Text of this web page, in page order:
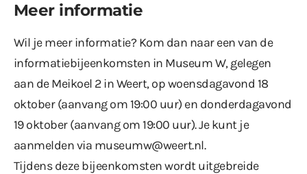
Meer informatie
Wil je meer informatie? Kom dan naar een van de
informatiebijeenkomsten in Museum W, gelegen
aan de Meikoel 2 in Weert, op woensdagavond 18
oktober (aanvang om 19:00 uur) en donderdagavond
19 oktober (aanvang om 19:00 uur). Je kunt je
aanmelden via museumw@weert.nl.
Tijdens deze bijeenkomsten wordt uitgebreide